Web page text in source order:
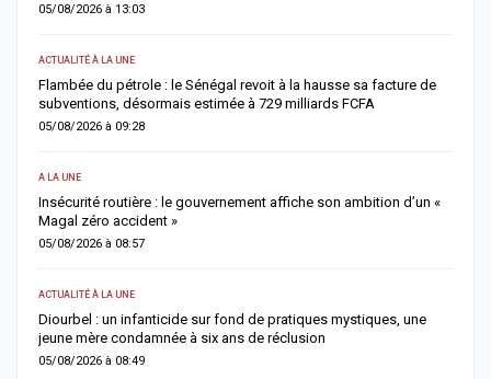
05/08/2026 à 13:03
ACTUALITÉ À LA UNE
Flambée du pétrole : le Sénégal revoit à la hausse sa facture de
subventions, désormais estimée à 729 milliards FCFA
05/08/2026 à 09:28
A LA UNE
Insécurité routière : le gouvernement affiche son ambition d’un «
Magal zéro accident »
05/08/2026 à 08:57
ACTUALITÉ À LA UNE
Diourbel : un infanticide sur fond de pratiques mystiques, une
jeune mère condamnée à six ans de réclusion
05/08/2026 à 08:49